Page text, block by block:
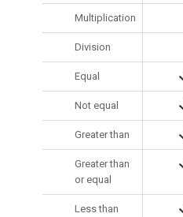
Multiplication
Division
Equal
Not equal
Greater than
Greater than
or equal
Less than